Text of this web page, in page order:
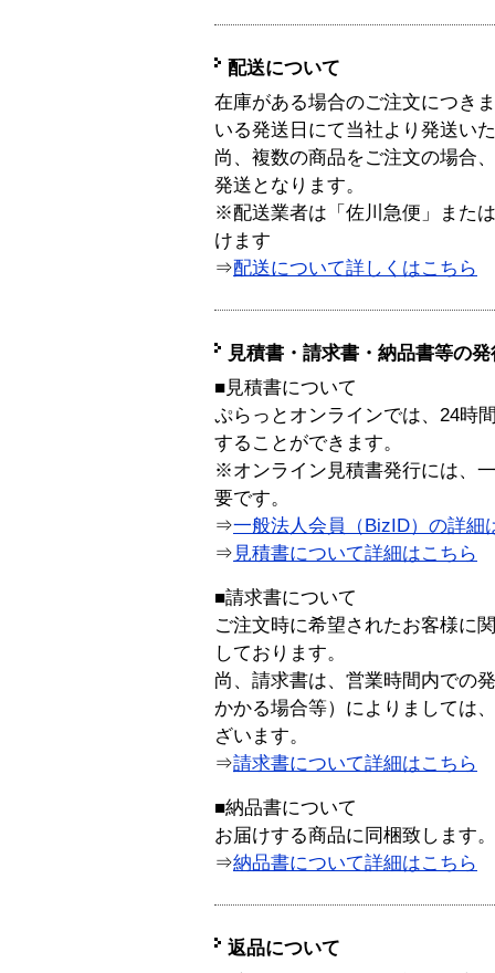
配送について
在庫がある場合のご注文につき
いる発送日にて当社より発送い
尚、複数の商品をご注文の場合
発送となります。
※配送業者は「佐川急便」また
けます
⇒配送について詳しくはこちら
見積書・請求書・納品書等の
■見積書について
ぷらっとオンラインでは、24時
することができます。
※オンライン見積書発行には、
要です。
⇒一般法人会員（BizID）の詳細
⇒ 見積書について詳細はこちら
■請求書について
ご注文時に希望されたお客様に
しております。
尚、請求書は、営業時間内での
かかる場合等）によりましては
ざいます。
⇒請求書について詳細はこちら
■納品書について
お届けする商品に同梱致します。
⇒納品書について詳細はこちら
返品について